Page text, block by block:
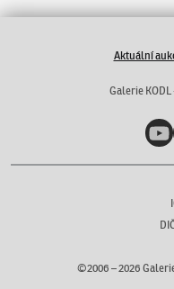
Aktuální
Galerie KODL
©2006 –2026